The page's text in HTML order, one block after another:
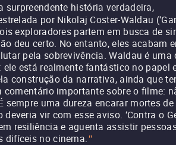
surpreendente história verdadeira,
por Nikolaj Coster-Waldau
exploradores partem em busca de
deu certo. No entanto, eles acabam
pela sobrevivência. Waldau é uma
está realmente fantástico no papel
construção da narrativa, ainda que
comentário importante sobre o filme:
sempre uma dureza encarar mortes de
vir com esse aviso. ‘Contra o
resiliência e aguenta assistir
difíceis no cinema."